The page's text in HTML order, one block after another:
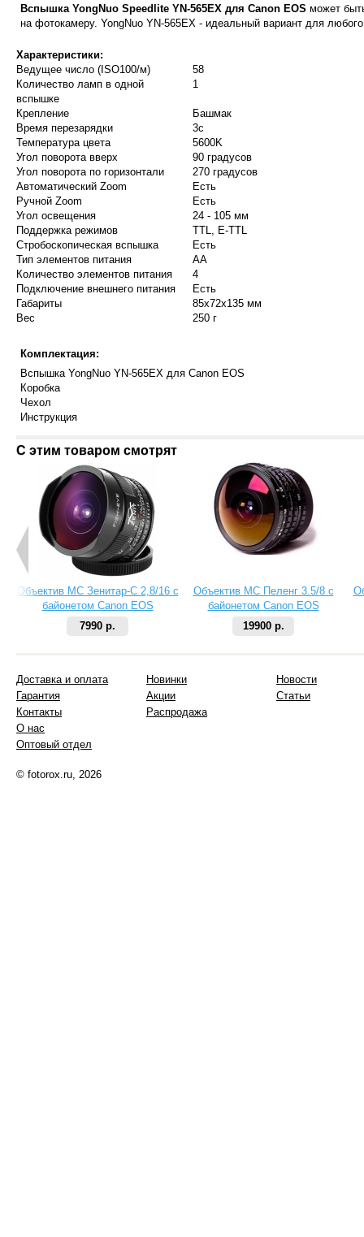
Вспышка YongNuo Speedlite YN-565EX для Canon EOS может
на фотокамеру. YongNuo YN-565EX - идеальный вариант для
Характеристики:
Ведущее число (ISO100/м)
58
Количество ламп в одной
вспышке
1
Крепление
Башмак
Время перезарядки
3с
Температура цвета
5600K
Угол поворота вверх
90 градусов
Угол поворота по горизонтали
270 градусов
Автоматический Zoom
Есть
Ручной Zoom
Есть
Угол освещения
24 - 105 мм
Поддержка режимов
TTL, E-TTL
Стробоскопическая вспышка
Есть
Тип элементов питания
AA
Количество элементов питания
4
Подключение внешнего питания
Есть
Габариты
85x72x135 мм
Вес
250 г
Комплектация:
Вспышка YongNuo YN-565EX для Canon EOS
Коробка
Чехол
Инструкция
С этим товаром смотрят
Объектив МС Зенитар-C 2,8/16 с
байонетом Canon EOS
7990 р.
Объектив МС Пеленг 3.5/8 с
байонетом Canon EOS
19900 р.
Доставка и оплата
Гарантия
Контакты
О нас
Оптовый отдел
Новинки
Акции
Распродажа
Новости
Статьи
© fotorox.ru, 2026